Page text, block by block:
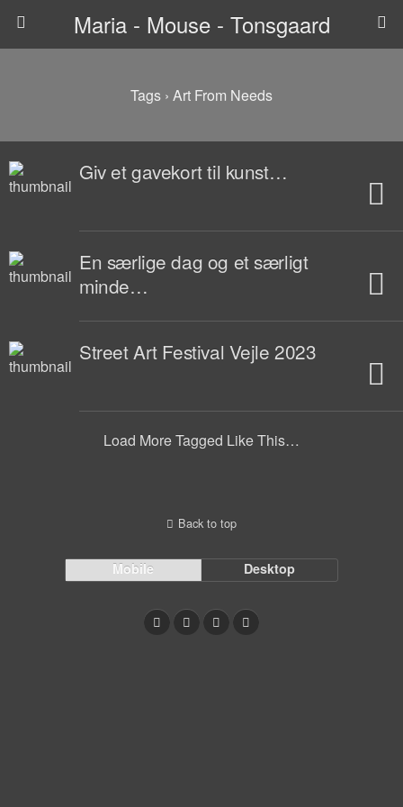
Maria - Mouse - Tonsgaard
Tags › Art From Needs
Giv et gavekort til kunst…
En særlige dag og et særligt
minde…
Street Art Festival Vejle 2023
Load More Tagged Like This…
Back to top
Mobile Desktop